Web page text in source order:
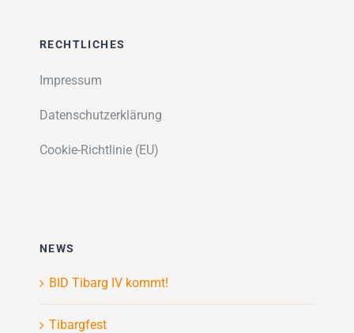
RECHTLICHES
Impressum
Datenschutzerklärung
Cookie-Richtlinie (EU)
NEWS
BID Tibarg IV kommt!
Tibargfest